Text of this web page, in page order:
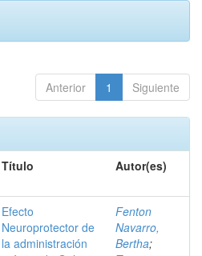
Anterior 1 Siguiente
Título Autor(es)
Efecto
Neuroprotector de
la administración
Fenton
Navarro,
Bertha;